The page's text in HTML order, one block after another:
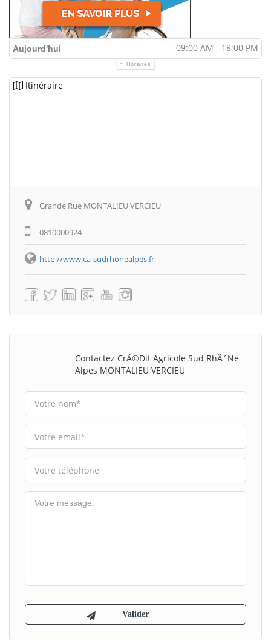
Aujourd'hui 09:00 AM - 18:00 PM
Horaires
Itinéraire
Grande Rue MONTALIEU VERCIEU
0810000924
http://www.ca-sudrhonealpes.fr
Contactez CrÃ©dit Agricole Sud RhÃ´ne
Alpes MONTALIEU VERCIEU